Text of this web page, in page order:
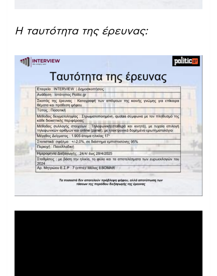
Η ταυτότητα της έρευνας: